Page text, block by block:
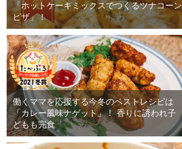
「ホットケーキミックスでつくるツナコーン
ピザ」！
働くママを応援する今冬のベストレシピは
「カレー風味ナゲット」！ 香りに誘われ子
どもも完食